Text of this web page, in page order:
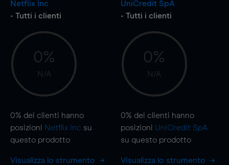
Netflix Inc
- Tutti i clienti
0%
N/A
0% dei clienti hanno
posizioni Netflix Inc su
questo prodotto
Visualizza lo strumento
UniCredit SpA
- Tutti i clienti
0%
N/A
0% dei clienti hanno
posizioni UniCredit SpA
su questo prodotto
Visualizza lo strumento